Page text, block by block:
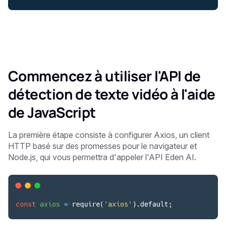
Commencez à utiliser l'API de
détection de texte vidéo à l'aide
de JavaScript
La première étape consiste à configurer Axios, un client
HTTP basé sur des promesses pour le navigateur et
Node.js, qui vous permettra d'appeler l'API Eden AI.